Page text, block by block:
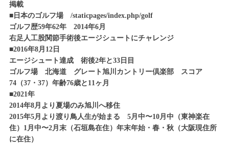
'25/02/09
日本のご島地グルメ
第2弾 沖縄県石垣島 ヴィーガン対応café
'2/25
日本のご島地グルメ
第2弾 沖縄県石垣島 石垣牛編
'22/02
第2弾 沖縄県石垣島 八重山そばランキング
'22/01/15
日本のご島地グルメ
・'15/06/01
日本のゴルフ場
第3弾 兵庫県 ザ・サイプレスゴルフクラ
ブ
・'15/05/02
日本のゴルフ場
第2弾 大雪山カントリークラブ
日本のゴルフ場
第1弾 新潟 妙高サンシャインゴルフクラ
ブ
57島目 2008年9月 イギリス アイラ島
'2008
地球の島巡り
56島目 2008年7月 ロシア連邦 北方四島
'2008
地球の島巡り
55島目 2008年6月 韓国 鬱陵島
'2008
地球の島巡り
54島目 2008年4月 タイ王国 サムイ島
(Thailand KoH SAMUI)
掲載
■日本のゴルフ場 /staticpages/index.php/golf
ゴルフ歴59年62年 2014年6月
右足人工股関節手術後エージシュートにチャレンジ
■2016年8月12日
エージシュート達成 術後2年と33日目
ゴルフ場 北海道 グレート旭川カントリー倶楽部 スコア
74（37・37）年齢76歳と11ヶ月
■2021年
2014年8月より夏場のみ旭川へ移住
2015年5月より渡り鳥人生が始まる 5月中〜10月中（東神楽在
住）1月中〜2月末（石垣島在住）年末年始・春・秋（大阪現住所
に在住）